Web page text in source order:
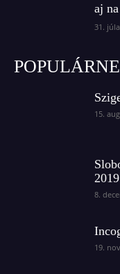
aj
31.
POPULÁRNE
15.
8.
19.